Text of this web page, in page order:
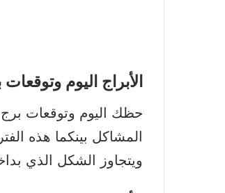
الأبراج اليوم وتوقعات برج
المشاكل بينكما هذه
ويتجاوز الشكل الذي